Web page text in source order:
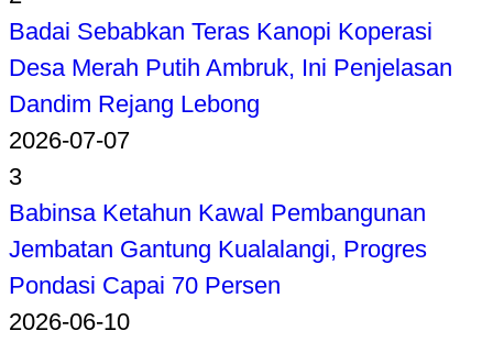
Badai Sebabkan Teras Kanopi Koperasi
Desa Merah Putih Ambruk, Ini Penjelasan
Dandim Rejang Lebong
2026-07-07
3
Babinsa Ketahun Kawal Pembangunan
Jembatan Gantung Kualalangi, Progres
Pondasi Capai 70 Persen
2026-06-10